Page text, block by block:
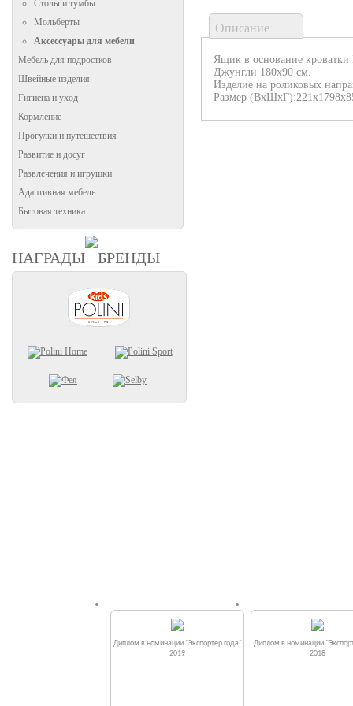
Столы и тумбы
Мольберты
Аксессуары для мебели
Мебель для подростков
Швейные изделия
Гигиена и уход
Кормление
Прогулки и путешествия
Развитие и досуг
Развлечения и игрушки
Адаптивная мебель
Бытовая техника
НАГРАДЫ БРЕНДЫ
Описание
Ящик в основание
Джунгли 180х90 см.
Изделие на роликовых
Размер
Диплом в номинации "Экспортер года"
2019
Диплом в номинации
2018